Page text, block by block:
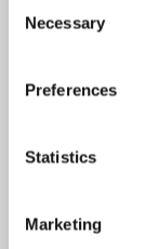
Selection
Necessary
Preferences
Statistics
Marketing